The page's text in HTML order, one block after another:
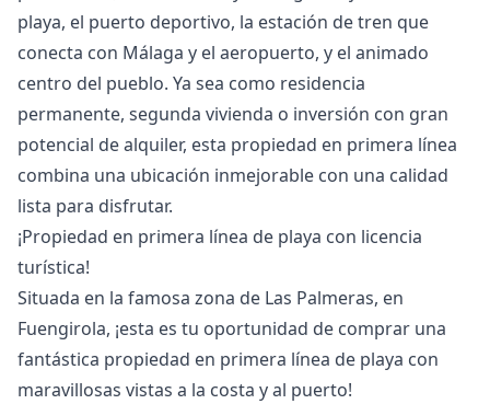
playa, el puerto deportivo, la estación de tren que
conecta con Málaga y el aeropuerto, y el animado
centro del pueblo. ‌Ya ‌sea ‌como ‌residencia
‌permanente, segunda vivienda o inversión ‌con ‌gran
‌potencial de alquiler, ‌esta ‌propiedad ‌en ‌primera línea
‌combina una ubicación ‌inmejorable ‌con ‌una ‌calidad
‌lista ‌para ‌disfrutar.
¡Propiedad en primera línea de playa con licencia
turística!
Situada en la famosa zona de Las Palmeras, en
Fuengirola, ¡esta es tu oportunidad de comprar una
fantástica propiedad en primera línea de playa con
maravillosas vistas a la costa y al puerto!